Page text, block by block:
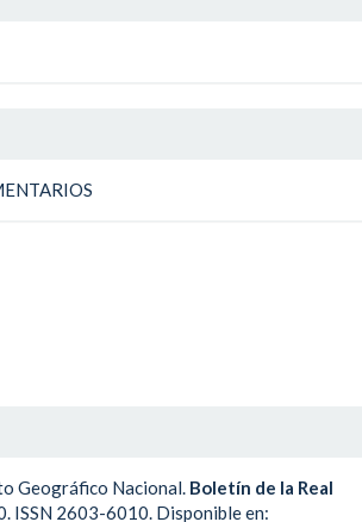
Geográfico Nacional. Boletín de la Real
ISSN 2603-6010. Disponible en: